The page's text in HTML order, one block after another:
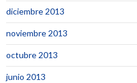
diciembre 2013
noviembre 2013
octubre 2013
junio 2013